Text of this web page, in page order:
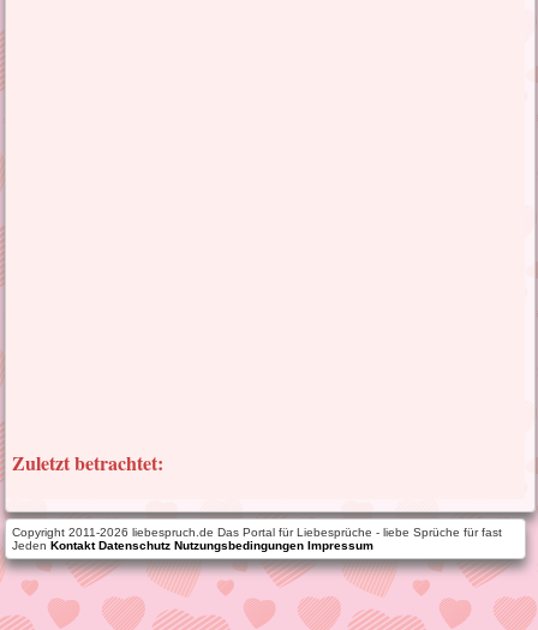
Zuletzt betrachtet:
Copyright 2011-2026 liebespruch.de Das Portal für Liebesprüche - liebe Sprüche für fast
JedenKontakt Datenschutz Nutzungsbedingungen Impressum